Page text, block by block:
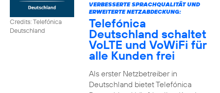
Credits: Telefónica
Deutschland
VERBESSERTE SPRACHQUALITÄT UND
ERWEITERTE NETZABDECKUNG:
Telefónica
Deutschland schaltet
VoLTE und VoWiFi für
alle Kunden frei
Als erster Netzbetreiber in
Deutschland bietet Telefónica